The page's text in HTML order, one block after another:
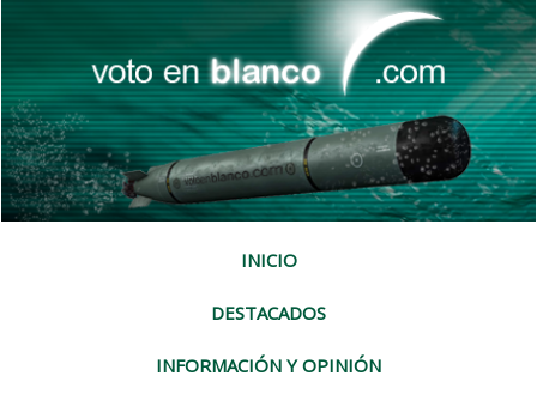
INICIO
DESTACADOS
INFORMACIÓN Y OPINIÓN